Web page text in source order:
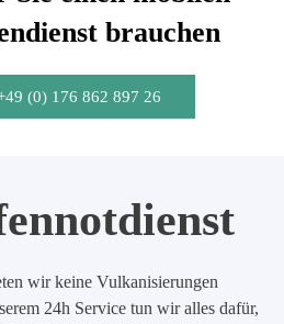
brauchen
(0) 176 862 897 26
wir keine Vulkanisierungen
24h Service tun wir alles dafür,